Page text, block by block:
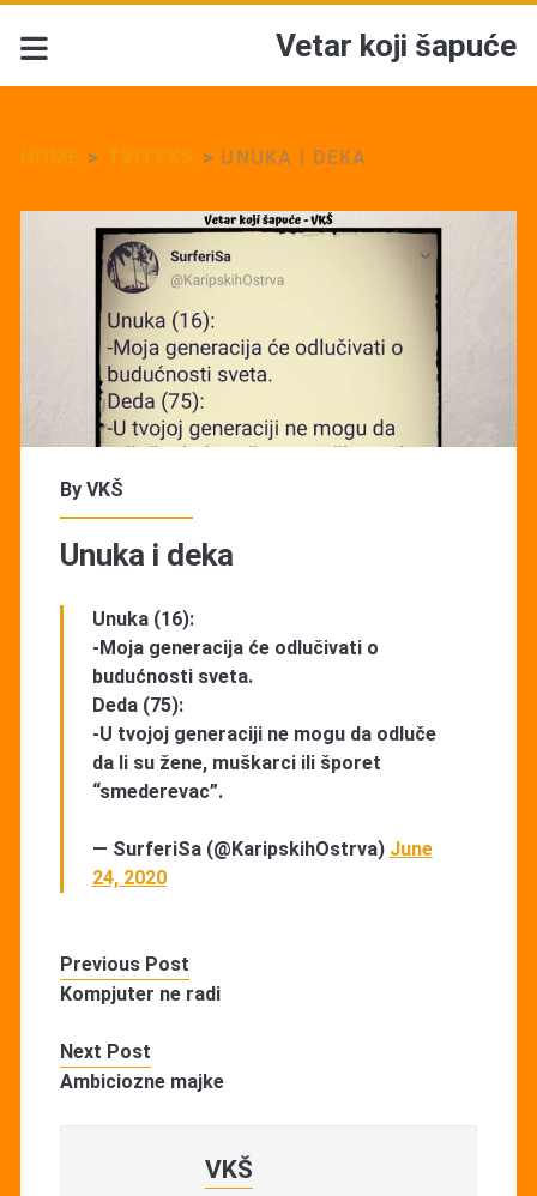
Vetar koji šapuće
> > UNUKA I DEKA
By VKŠ
Unuka i deka
Unuka (16):
-Moja generacija će odlučivati o
budućnosti sveta.
Deda (75):
-U tvojoj generaciji ne mogu da odluče
da li su žene, muškarci ili šporet
“smederevac”.
— SurferiSa (@KaripskihOstrva) June
24, 2020
Previous Post
Kompjuter ne radi
Next Post
Ambiciozne majke
VKŠ